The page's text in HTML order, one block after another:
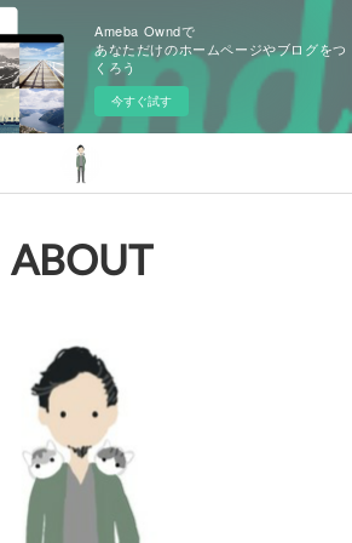
Ameba Owndで
あなただけのホームページやブログをつ
くろう
今すぐ試す
ABOUT